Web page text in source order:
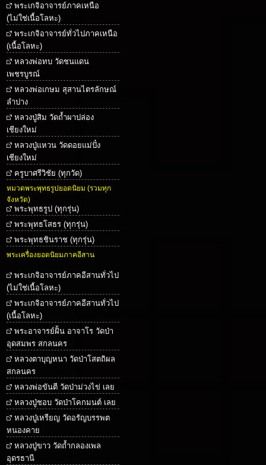
พระเกจิอาจารย์ภาคเหนือ
(ไม่ใช่เนื้อโลหะ)
พระเกจิอาจารย์ทั่วไปภาคเหนือ
(เนื้อโลหะ)
หลวงพ่อทบ วัดชนแดน
เพชรบูรณ์
หลวงพ่อเกษม สุสานไตรลักษณ์
ลำปาง
หลวงปู่สิม วัดถ้ำผาปล่อง
เชียงใหม่
หลวงปู่แหวน วัดดอยแม่ปั๋ง
เชียงใหม่
ครูบาศรีวิชัย (ทุกวัด)
หมวดพระพุทธรูปยอดนิยม (รวมทุก
จังหวัด)
พระพุทธรูป (ทุกรุ่น)
พระพุทธโสธร (ทุกรุ่น)
พระพุทธชินราช (ทุกรุ่น)
พระเครื่องยอดนิยมภาคอีสาน
พระเกจิอาจารย์ภาคอีสานทั่วไป
(ไม่ใช่เนื้อโลหะ)
พระเกจิอาจารย์ภาคอีสานทั่วไป
(เนื้อโลหะ)
พระอาจารย์ฝั้น อาจาโร วัดป่า
อุดสมพร สกลนคร
หลวงตาบุญหนา วัดป่าโสตถิผล
สกลนคร
หลวงพ่อขันตี วัดป่าม่วงไข่ เลย
หลวงปู่ชอบ วัดป่าโคกมนต์ เลย
หลวงปู่เหรียญ วัดอรัญบรรพต
หนองคาย
หลวงปู่ขาว วัดถ้ำกลองเพล
อุดรธานี